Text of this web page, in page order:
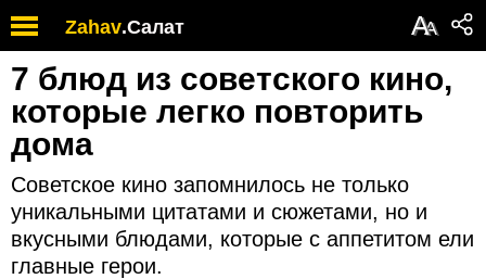
Zahav.Салат АА
7 блюд из советского кино,
которые легко повторить
дома
Советское кино запомнилось не только
уникальными цитатами и сюжетами, но и
вкусными блюдами, которые с аппетитом ели
главные герои.